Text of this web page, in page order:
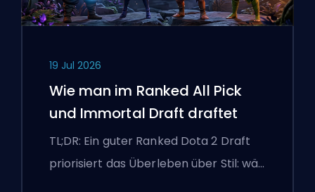
19 Jul 2026
Wie man im Ranked All Pick
und Immortal Draft draftet
TL;DR: Ein guter Ranked Dota 2 Draft
priorisiert das Überleben über Stil: wä…